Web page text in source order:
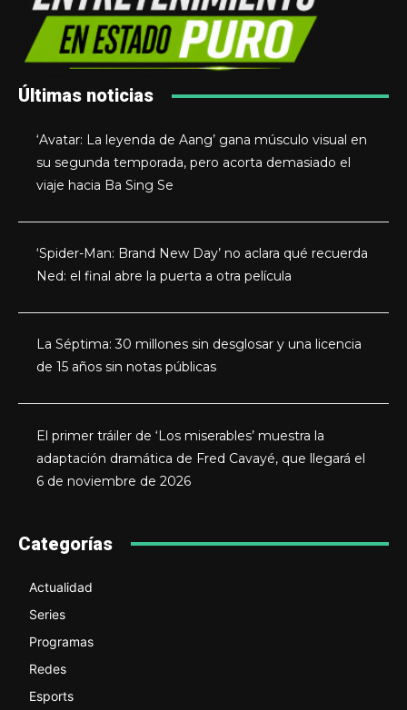
Últimas noticias
‘Avatar: La leyenda de Aang’ gana músculo visual en
su segunda temporada, pero acorta demasiado el
viaje hacia Ba Sing Se
‘Spider-Man: Brand New Day’ no aclara qué recuerda
Ned: el final abre la puerta a otra película
La Séptima: 30 millones sin desglosar y una licencia
de 15 años sin notas públicas
El primer tráiler de ‘Los miserables’ muestra la
adaptación dramática de Fred Cavayé, que llegará el
6 de noviembre de 2026
Categorías
Actualidad
Series
Programas
Redes
Esports